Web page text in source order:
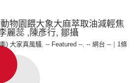
物園餵大象大麻萃取油減輕焦
麗蕊 ,陳彥行, 鄒攝
) 大家真風騷, -- Featured --, -- 網台 --
1條